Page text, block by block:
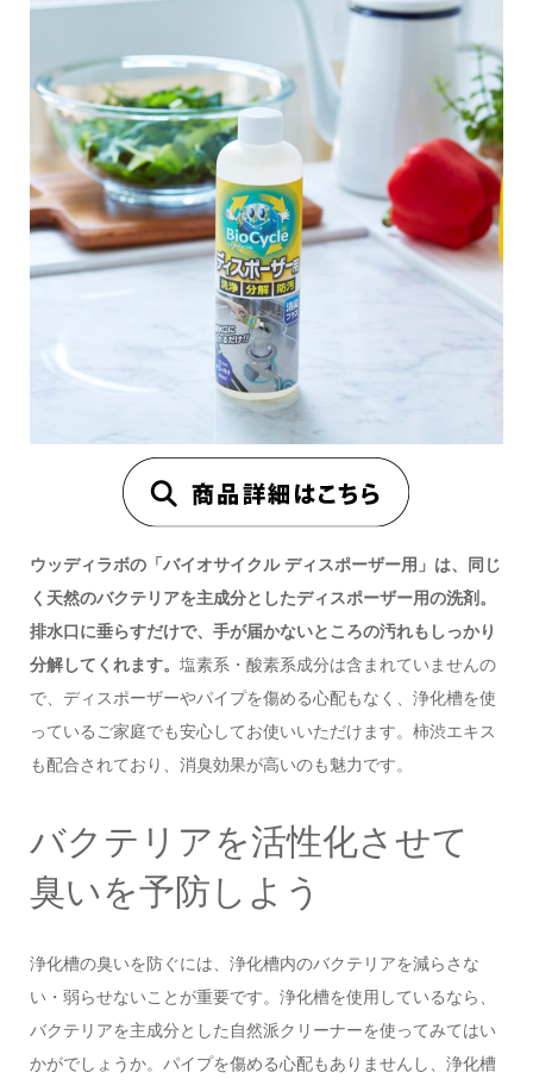
ウッディラボの「バイオサイクル ディスポーザー用」は、同じ
く天然のバクテリアを主成分としたディスポーザー用の洗剤。
排水口に垂らすだけで、手が届かないところの汚れもしっかり
分解してくれます。 塩素系・酸素系成分は含まれていませんの
で、ディスポーザーやパイプを傷める心配もなく、浄化槽を使
っているご家庭でも安心してお使いいただけます。柿渋エキス
も配合されており、消臭効果が高いのも魅力です。
バクテリアを活性化させて
臭いを予防しよう
浄化槽の臭いを防ぐには、浄化槽内のバクテリアを減らさな
い・弱らせないことが重要です。浄化槽を使用しているなら、
バクテリアを主成分とした自然派クリーナーを使ってみてはい
かがでしょうか。パイプを傷める心配もありませんし、浄化槽